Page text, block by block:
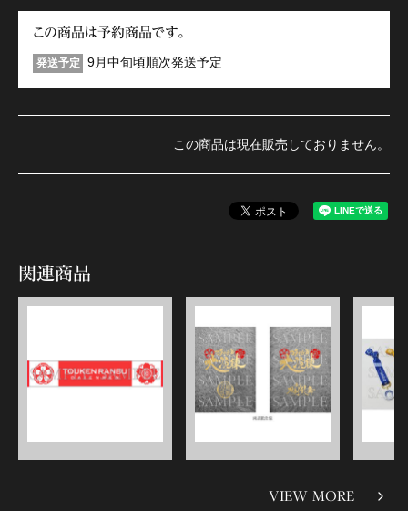
この商品は予約商品です。
発送予定 9月中旬頃順次発送予定
この商品は現在販売しておりません。
関連商品
VIEW MORE